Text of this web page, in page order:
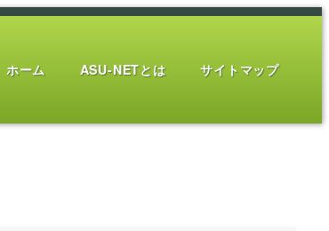
ホーム ASU-NETとは サイトマップ